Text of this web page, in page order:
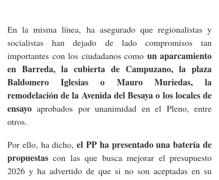
En la misma línea, ha asegurado que regionalistas y
socialistas han dejado de lado compromisos tan
importantes con los ciudadanos como un aparcamiento
en Barreda, la cubierta de Campuzano, la plaza
Baldomero Iglesias o Mauro Muriedas, la
remodelación de la Avenida del Besaya o los locales de
ensayo aprobados por unanimidad en el Pleno, entre
otros.
Por ello, ha dicho,el PP ha presentado una batería de
propuestas con las que busca mejorar el presupuesto
2026 y ha advertido de que si no son aceptadas en su